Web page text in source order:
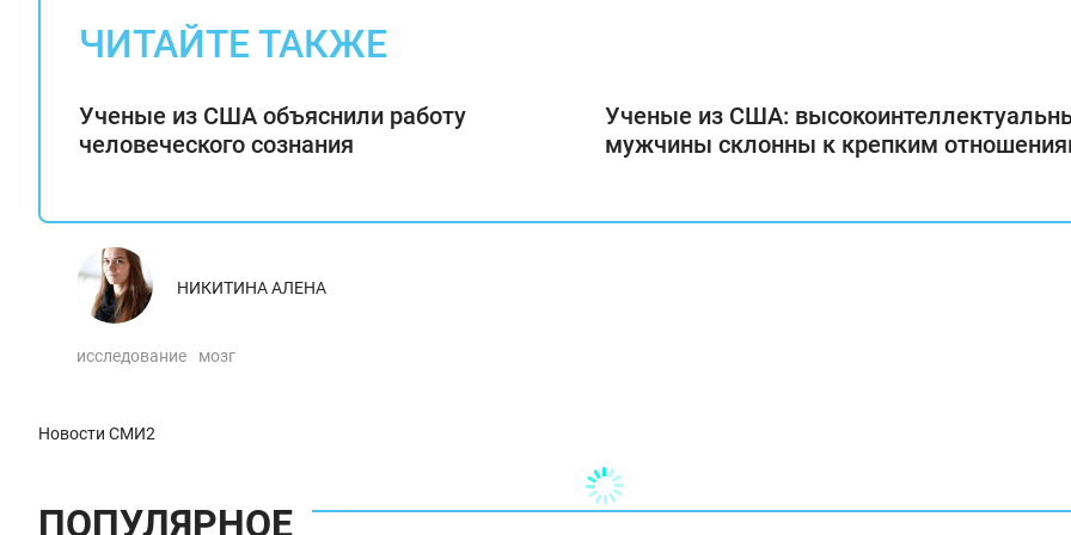
ЧИТАЙТЕ ТАКЖЕ
Ученые из США объяснили работу
человеческого сознания
Ученые из США:
мужчины склонны к крепким
НИКИТИНА АЛЕНА
исследование мозг
Новости СМИ2
ПОПУЛЯРНОЕ